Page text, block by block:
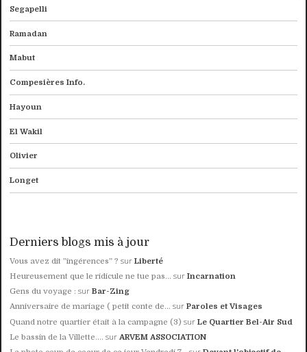
Segapelli
Ramadan
Mabut
Compesières Info.
Hayoun
El Wakil
Olivier
Longet
Derniers blogs mis à jour
Vous avez dit ”ingérences” ? surLiberté
Heureusement que le ridicule ne tue pas... surIncarnation
Gens du voyage : surBar-Zing
Anniversaire de mariage ( petit conte de... surParoles et Visages
Quand notre quartier était à la campagne (3) surLe Quartier Bel-Air Sud
Le bassin de la Villette.... sur ARVEM ASSOCIATION